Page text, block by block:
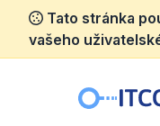
Tato stránka
vašeho